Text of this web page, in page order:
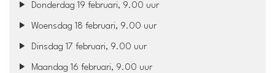
Donderdag 19 februari, 9.00 uur
Woensdag 18 februari, 9.00 uur
Dinsdag 17 februari, 9.00 uur
Maandag 16 februari, 9.00 uur